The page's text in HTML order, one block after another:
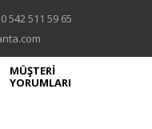
0 542 511 59 65
MÜŞTERİ
YORUMLARI